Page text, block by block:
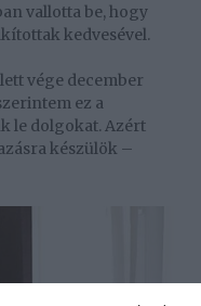
vallotta be, hogy
kedvesével.
vége december
ez a
le dolgokat. Azért
készülök –